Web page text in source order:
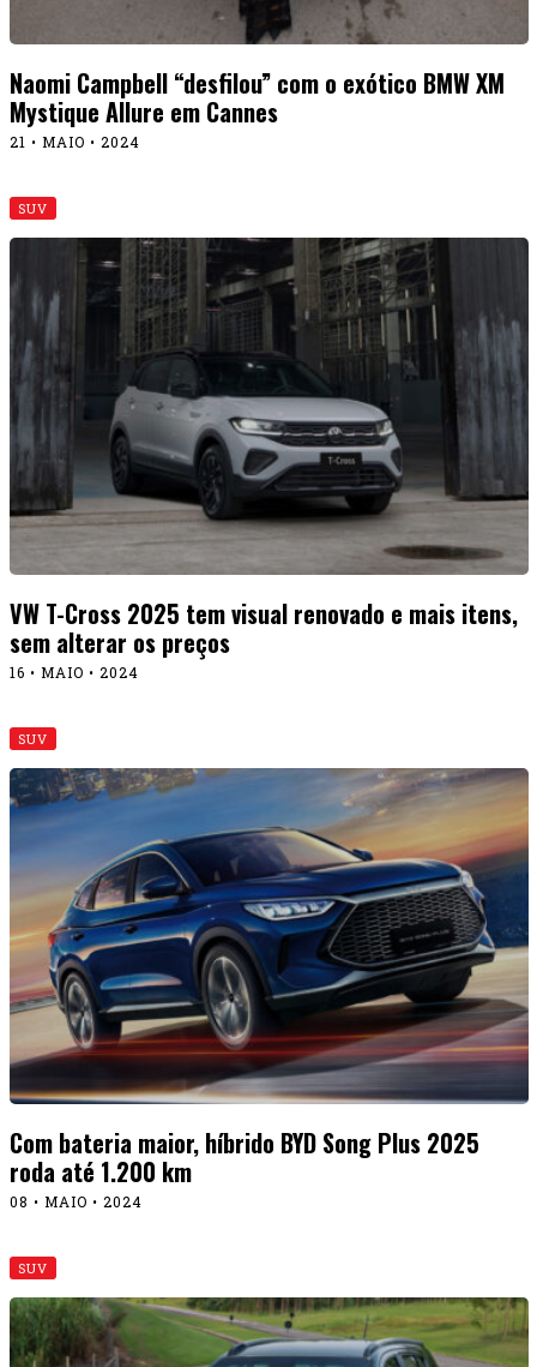
Naomi Campbell “desfilou” com o exótico BMW XM
Mystique Allure em Cannes
21 • MAIO • 2024
SUV
VW T-Cross 2025 tem visual renovado e mais itens,
sem alterar os preços
16 • MAIO • 2024
SUV
Com bateria maior, híbrido BYD Song Plus 2025
roda até 1.200 km
08 • MAIO • 2024
SUV